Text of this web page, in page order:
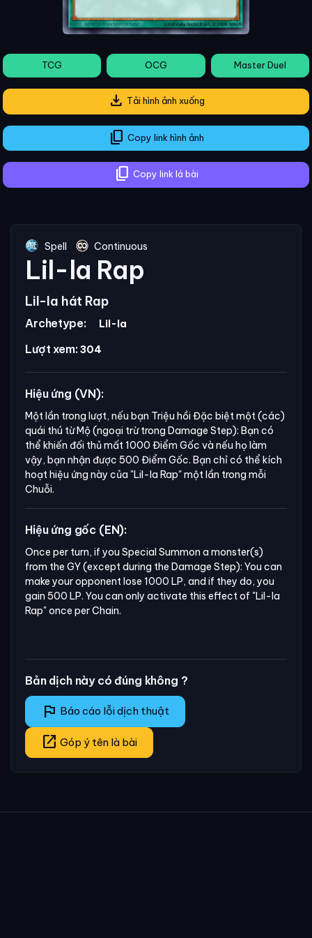
TCG OCG Master Duel
download Tải hình ảnh xuống
content_copy Copy link hình ảnh
content_copy Copy link lá bài
Spell Continuous
Lil-la Rap
Lil-la hát Rap
Archetype: Lil-la
Lượt xem: 304
Hiệu ứng (VN):
Một lần trong lượt, nếu bạn Triệu hồi Đặc biệt một (các)
quái thú từ Mộ (ngoại trừ trong Damage Step): Bạn có
thể khiến đối thủ mất 1000 Điểm Gốc và nếu họ làm
vậy, bạn nhận được 500 Điểm Gốc. Bạn chỉ có thể kích
hoạt hiệu ứng này của "Lil-la Rap"một lần trong mỗi
Chuỗi.
Hiệu ứng gốc (EN):
Once per turn, if you Special Summon a monster(s)
from the GY (except during the Damage Step): You can
make your opponent lose 1000 LP, and if they do, you
gain 500 LP. You can only activate this effect of "Lil-la
Rap" once per Chain.
Bản dịch này có đúng không ?
flag Báo cáo lỗi dịch thuật
open_in_new Góp ý tên là bài